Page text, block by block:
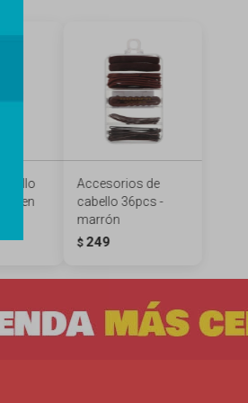
- alien
Accesorios de
cabello 36pcs -
marrón
$ 249